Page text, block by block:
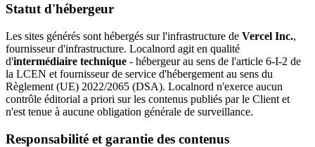
Statut d'hébergeur
Les sites générés sont hébergés sur l'infrastructure de Vercel Inc.,
fournisseur d'infrastructure. Localnord agit en qualité
d'intermédiaire technique - hébergeur au sens de l'article 6-I-2 de
la LCEN et fournisseur de service d'hébergement au sens du
Règlement (UE) 2022/2065 (DSA). Localnord n'exerce aucun
contrôle éditorial a priori sur les contenus publiés par le Client et
n'est tenue à aucune obligation générale de surveillance.
Responsabilité et garantie des contenus